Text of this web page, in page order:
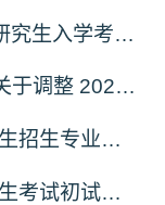
关于哲学与公共管理学院硕士研究生入学考试（初试） 考试科目及参考书目变更的通知（二）
浙江海洋大学经济与管理学院关于调整 2027年硕士研究生招生考试初试科目的公告
关于调整2027年部分硕士研究生招生专业初试考试科目的公告（持续更新中）
关于公布2027年硕士研究生招生考试初试自命题科目考试大纲的通知